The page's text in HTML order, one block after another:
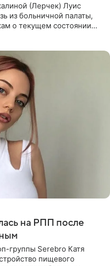
(Лерчек) Луис
из больничной палаты,
о текущем состоянии
на РПП после
группы Serebro Катя
пищевого